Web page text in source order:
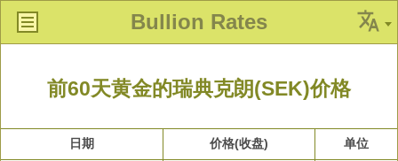
Bullion Rates
前60天黄金的瑞典克朗(SEK)价格
日期 价格(收盘) 单位